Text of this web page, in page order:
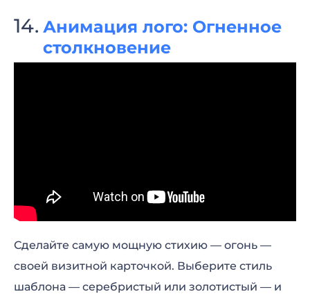
Анимация лого: Огненное
столкновение
Сделайте самую мощную стихию — огонь —
своей визитной карточкой. Выберите стиль
шаблона — серебристый или золотистый — и